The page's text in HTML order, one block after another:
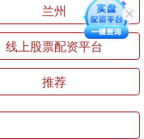
兰州
线上股票配资平台
推荐